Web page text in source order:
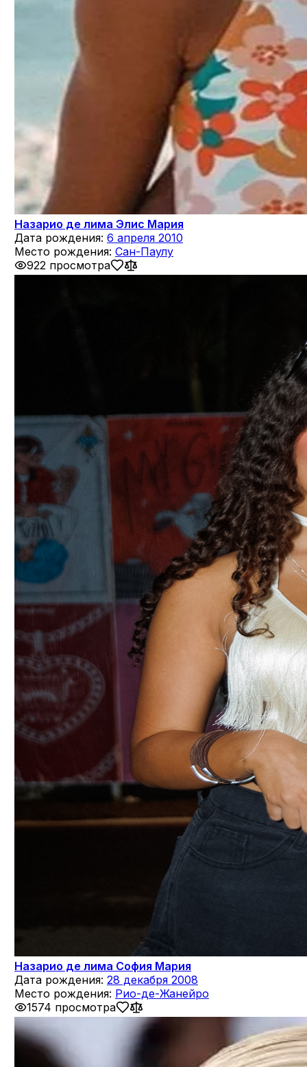
Назарио де лима Элис Мария
Дата рождения: 6 апреля 2010
Место рождения: Сан-Паулу
922 просмотра
Назарио де лима София Мария
Дата рождения: 28 декабря 2008
Место рождения: Рио-де-Жанейро
1574 просмотра